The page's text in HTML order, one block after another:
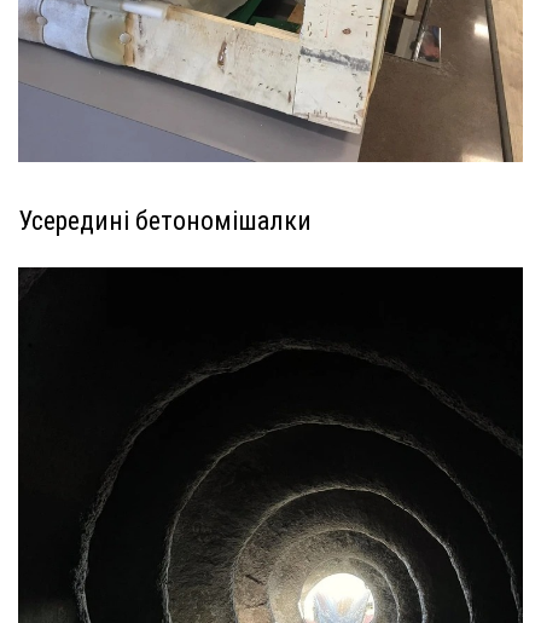
Усередині бетономішалки